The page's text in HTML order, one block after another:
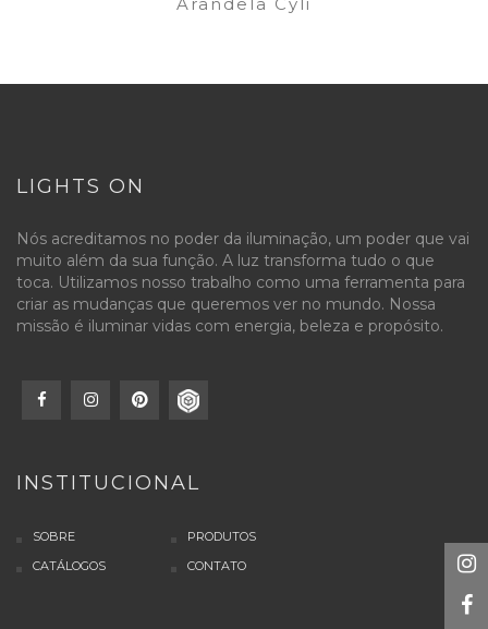
LIGHTS ON
Nós acreditamos no poder da iluminação, um poder que vai
muito além da sua função. A luz transforma tudo o que
toca. Utilizamos nosso trabalho como uma ferramenta para
criar as mudanças que queremos ver no mundo. Nossa
missão é iluminar vidas com energia, beleza e propósito.
INSTITUCIONAL
SOBRE
PRODUTOS
CATÁLOGOS
CONTATO